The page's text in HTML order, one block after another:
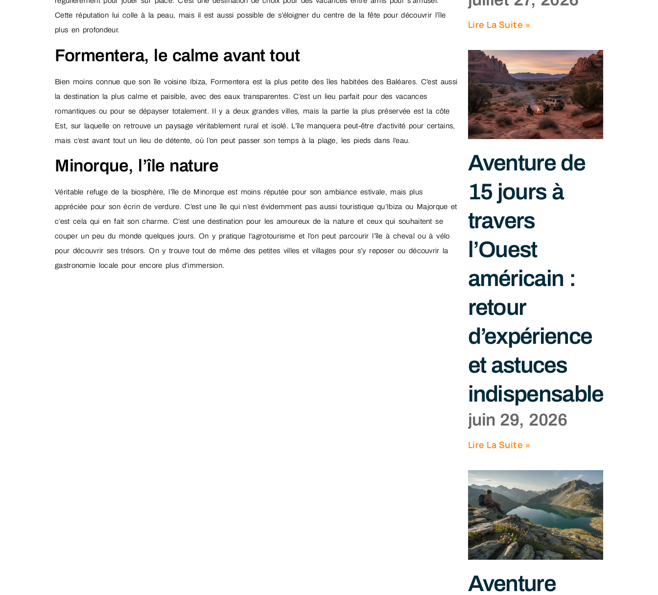
Cette réputation lui colle à la peau, mais il est aussi possible de s’éloigner du centre de la fête pour découvrir l’île
plus en profondeur.
Formentera, le calme avant tout
Bien moins connue que son île voisine Ibiza, Formentera est la plus petite des îles habitées des Baléares. C’est aussi
la destination la plus calme et paisible, avec des eaux transparentes. C’est un lieu parfait pour des vacances
romantiques ou pour se dépayser totalement. Il y a deux grandes villes, mais la partie la plus préservée est la côte
Est, sur laquelle on retrouve un paysage véritablement rural et isolé. L’île manquera peut-être d’activité pour certains,
mais c’est avant tout un lieu de détente, où l’on peut passer son temps à la plage, les pieds dans l’eau.
Minorque, l’île nature
Véritable refuge de la biosphère, l’île de Minorque est moins réputée pour son ambiance estivale, mais plus
appréciée pour son écrin de verdure. C’est une île qui n’est évidemment pas aussi touristique qu’Ibiza ou Majorque et
c’est cela qui en fait son charme. C’est une destination pour les amoureux de la nature et ceux qui souhaitent se
couper un peu du monde quelques jours. On y pratique l’agrotourisme et l’on peut parcourir l’île à cheval ou à vélo
pour découvrir ses trésors. On y trouve tout de même des petites villes et villages pour s’y reposer ou découvrir la
gastronomie locale pour encore plus d’immersion.
Lire La Suite »
Aventure de
15 jours à
travers
l’Ouest
américain :
retour
d’expérience
et astuces
indispensables
juin 29, 2026
Lire La Suite »
Aventure